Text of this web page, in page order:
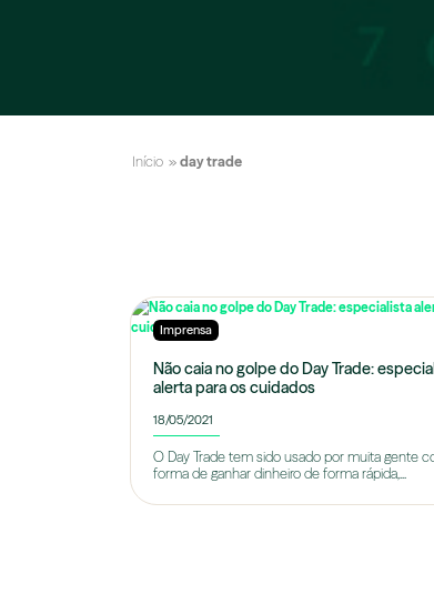
Início » day trade
Imprensa
Não caia no golpe do Day Trade:
alerta para os cuidados
18/05/2021
O Day Trade tem sido usado por muita gente
forma de ganhar dinheiro de forma rápida,...